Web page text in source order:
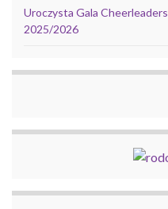
Uroczysta Gala
2025/2026